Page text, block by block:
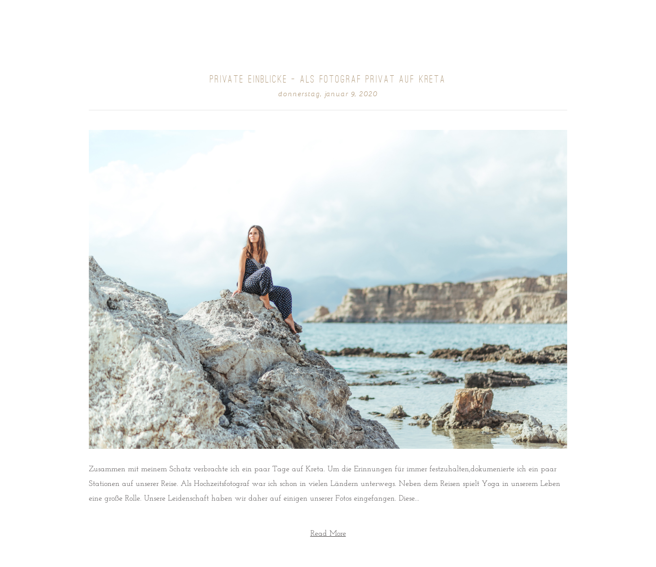
PRIVATE EINBLICKE – ALS FOTOGRAF PRIVAT AUF KRETA
donnerstag, januar 9, 2020
Zusammen mit meinem Schatz verbrachte ich ein paar Tage auf Kreta. Um die Erinnungen für immer festzuhalten,dokumenierte ich ein paar
Stationen auf unserer Reise. Als Hochzeitsfotograf war ich schon in vielen Ländern unterwegs. Neben dem Reisen spielt Yoga in unserem Leben
eine große Rolle. Unsere Leidenschaft haben wir daher auf einigen unserer Fotos eingefangen. Diese...
Read More